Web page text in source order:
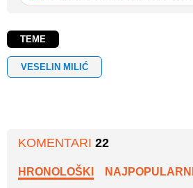
TEME
VESELIN MILIĆ
KOMENTARI 22
HRONOLOŠKI